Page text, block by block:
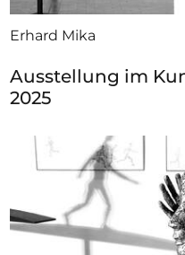
Erhard Mika
Ausstellung im
2025